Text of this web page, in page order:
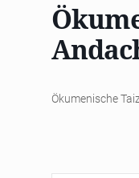
Ökumenische